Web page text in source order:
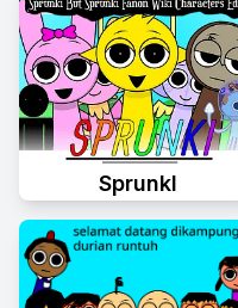
Sprunkl